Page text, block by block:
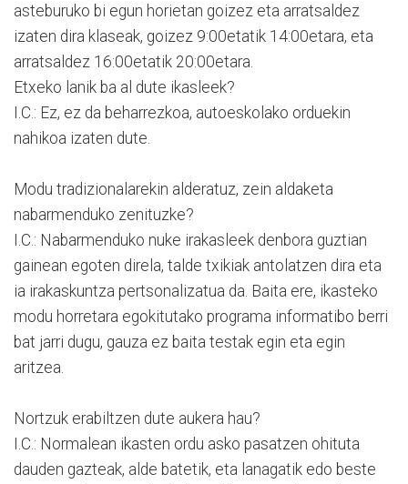
asteburuko bi egun horietan goizez eta arratsaldez
izaten dira klaseak, goizez 9:00etatik 14:00etara, eta
arratsaldez 16:00etatik 20:00etara.
Etxeko lanik ba al dute ikasleek?
I.C.: Ez, ez da beharrezkoa, autoeskolako orduekin
nahikoa izaten dute.
Modu tradizionalarekin alderatuz, zein aldaketa
nabarmenduko zenituzke?
I.C.: Nabarmenduko nuke irakasleek denbora guztian
gainean egoten direla, talde txikiak antolatzen dira eta
ia irakaskuntza pertsonalizatua da. Baita ere, ikasteko
modu horretara egokitutako programa informatibo berri
bat jarri dugu, gauza ez baita testak egin eta egin
aritzea.
Nortzuk erabiltzen dute aukera hau?
I.C.: Normalean ikasten ordu asko pasatzen ohituta
dauden gazteak, alde batetik, eta lanagatik edo beste